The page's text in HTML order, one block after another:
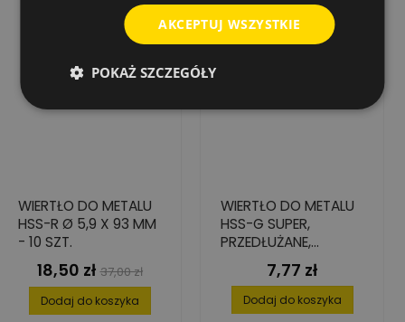
WIERTŁO DO METALU
HSS-R Ø 5,9 X 93 MM
- 10 SZT.
Cena
18,50 zł Cena
podstawowa
37,00 zł
Dodaj do koszyka
WIERTŁO DO METALU
HSS-G SUPER,
PRZEDŁUŻANE,
3,3X69/106
Cena
7,77 zł
Dodaj do koszyka
AKCEPTUJ WSZYSTKIE
POKAŻ SZCZEGÓŁY